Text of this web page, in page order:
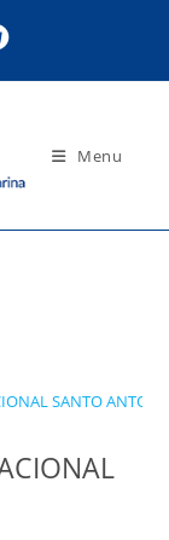
Menu
SANTO